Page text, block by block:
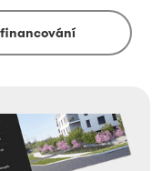
financování